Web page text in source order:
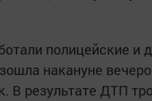
полицейские и
накануне
В результате ДТП